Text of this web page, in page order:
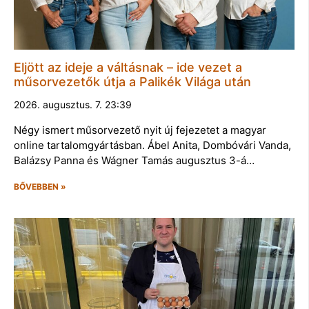
Eljött az ideje a váltásnak – ide vezet a
műsorvezetők útja a Palikék Világa után
2026. augusztus. 7. 23:39
Négy ismert műsorvezető nyit új fejezetet a magyar
online tartalomgyártásban. Ábel Anita, Dombóvári Vanda,
Balázsy Panna és Wágner Tamás augusztus 3-á…
BŐVEBBEN »